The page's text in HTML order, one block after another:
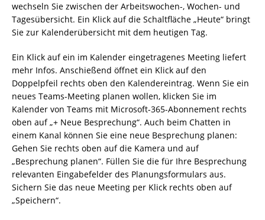
wechseln Sie zwischen der Arbeitswochen-, Wochen- und
Tagesübersicht. Ein Klick auf die Schaltfläche „Heute“ bringt
Sie zur Kalenderübersicht mit dem heutigen Tag.
Ein Klick auf ein im Kalender eingetragenes Meeting liefert
mehr Infos. Anschießend öffnet ein Klick auf den
Doppelpfeil rechts oben den Kalendereintrag. Wenn Sie ein
neues Teams-Meeting planen wollen, klicken Sie im
Kalender von Teams mit Microsoft-365-Abonnement rechts
oben auf „+ Neue Besprechung“. Auch beim Chatten in
einem Kanal können Sie eine neue Besprechung planen:
Gehen Sie rechts oben auf die Kamera und auf
„Besprechung planen“. Füllen Sie die für Ihre Besprechung
relevanten Eingabefelder des Planungsformulars aus.
Sichern Sie das neue Meeting per Klick rechts oben auf
„Speichern“.